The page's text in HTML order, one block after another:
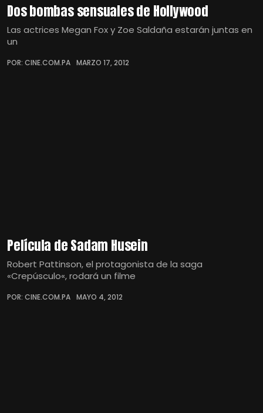
Dos bombas sensuales de Hollywood
Las actrices Megan Fox y Zoe Saldaña estarán juntas en
un
POR: CINE.COM.PA MARZO 17, 2012
Película de Sadam Husein
Robert Pattinson, el protagonista de la saga
«Crepúsculo«, rodará un filme
POR: CINE.COM.PA MAYO 4, 2012